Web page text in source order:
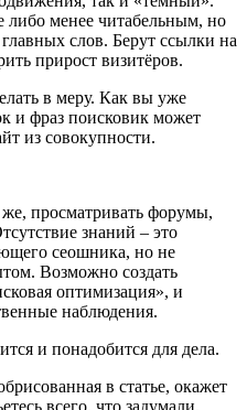
либо менее читабельным, но
слов. Берут ссылки на
прирост визитёров.
в меру. Как вы уже
и фраз поисковик может
из совокупности.
же, просматривать форумы,
знаний – это
сеошника, но не
Возможно создать
оптимизация», и
наблюдения.
и понадобится для дела.
в статье, окажет
всего, что задумали.